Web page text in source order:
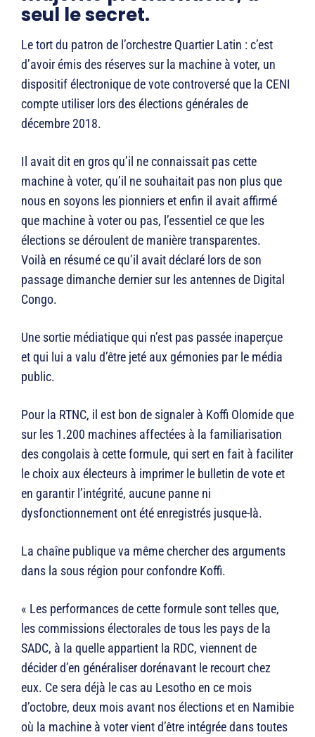
seul le secret.
Le tort du patron de l’orchestre Quartier Latin : c’est
d’avoir émis des réserves sur la machine à voter, un
dispositif électronique de vote controversé que la CENI
compte utiliser lors des élections générales de
décembre 2018.
Il avait dit en gros qu’il ne connaissait pas cette
machine à voter, qu’il ne souhaitait pas non plus que
nous en soyons les pionniers et enfin il avait affirmé
que machine à voter ou pas, l’essentiel ce que les
élections se déroulent de manière transparentes.
Voilà en résumé ce qu’il avait déclaré lors de son
passage dimanche dernier sur les antennes de Digital
Congo.
Une sortie médiatique qui n’est pas passée inaperçue
et qui lui a valu d’être jeté aux gémonies par le média
public.
Pour la RTNC, il est bon de signaler à Koffi Olomide que
sur les 1.200 machines affectées à la familiarisation
des congolais à cette formule, qui sert en fait à faciliter
le choix aux électeurs à imprimer le bulletin de vote et
en garantir l’intégrité, aucune panne ni
dysfonctionnement ont été enregistrés jusque-là.
La chaîne publique va même chercher des arguments
dans la sous région pour confondre Koffi.
« Les performances de cette formule sont telles que,
les commissions électorales de tous les pays de la
SADC, à la quelle appartient la RDC, viennent de
décider d’en généraliser dorénavant le recourt chez
eux. Ce sera déjà le cas au Lesotho en ce mois
d’octobre, deux mois avant nos élections et en Namibie
où la machine à voter vient d’être intégrée dans toutes